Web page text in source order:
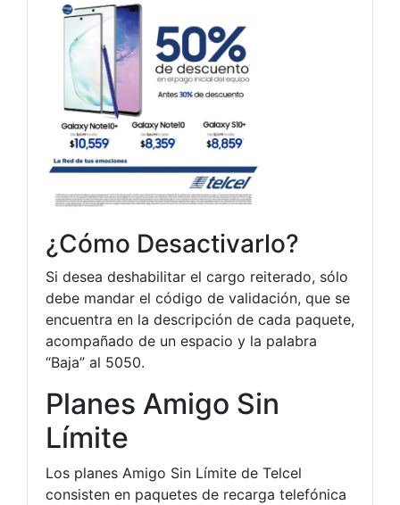
¿Cómo Desactivarlo?
Si desea deshabilitar el cargo reiterado, sólo
debe mandar el código de validación, que se
encuentra en la descripción de cada paquete,
acompañado de un espacio y la palabra
“Baja” al 5050.
Planes Amigo Sin
Límite
Los planes Amigo Sin Límite de Telcel
consisten en paquetes de recarga telefónica